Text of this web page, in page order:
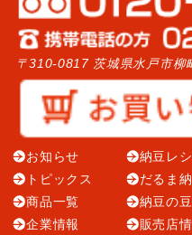
〒310-0817 茨城県水戸市柳
お知らせ
トピックス
商品一覧
企業情報
納豆レ
だるま
納豆の
販売店